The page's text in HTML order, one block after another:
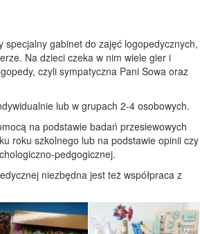
specjalny gabinet do zajęć logopedycznych,
Na dzieci czeka w nim wiele gier i
czyli sympatyczna Pani Sowa oraz
lub w grupach 2-4 osobowych.
na podstawie badań przesiewowych
roku szkolnego lub na podstawie opinii czy
pedgogicznej.
niezbędna jest też współpraca z